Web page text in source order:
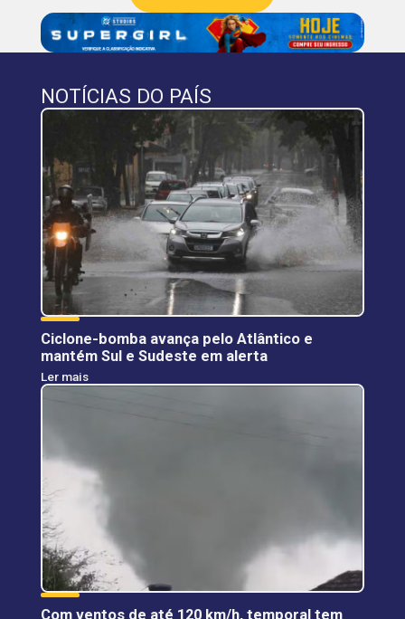
NOTÍCIAS DO PAÍS
Ciclone-bomba avança pelo Atlântico e
mantém Sul e Sudeste em alerta
Ler mais
Com ventos de até 120 km/h, temporal tem